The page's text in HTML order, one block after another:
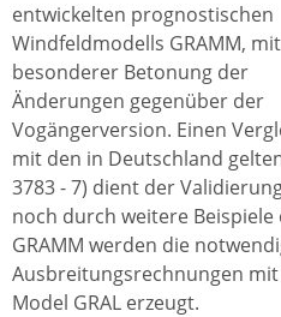
entwickelten prognostischen
Windfeldmodells GRAMM, mit
besonderer Betonung der
Änderungen gegenüber der
Vogängerversion. Einen
mit den in Deutschland
3783 - 7) dient der
noch durch weitere
GRAMM werden die
Ausbreitungsrechnungen
Model GRAL erzeugt.